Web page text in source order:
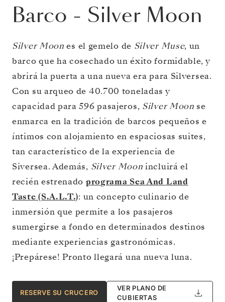
Barco - Silver Moon
Silver Moon es el gemelo de Silver Muse, un
barco que ha cosechado un éxito formidable, y
abrirá la puerta a una nueva era para Silversea.
Con su arqueo de 40.700 toneladas y
capacidad para 596 pasajeros, Silver Moon se
enmarca en la tradición de barcos pequeños e
íntimos con alojamiento en espaciosas suites,
tan característico de la experiencia de
Siversea. Además, Silver Moon incluirá el
recién estrenado programa Sea And Land
Taste (S.A.L.T.): un concepto culinario de
inmersión que permite a los pasajeros
sumergirse a fondo en determinados destinos
mediante experiencias gastronómicas.
¡Prepárese! Pronto llegará una nueva luna.
RESERVE SU CRUCERO
VER PLANO DE
CUBIERTAS